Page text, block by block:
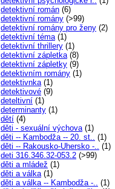
detektivní román (6)
detektivní romány (>99)
detektivní romány pro ženy (2)
detektivní téma(1)
detektivní thrillery (1)
detektivní zápletka(8)
detektivní zápletky (9)
detektivním romány (1)
detektivnka(1)
detektivové (9)
deteltivní (1)
determinanty (1)
dětí (4)
děti - sexuální výchova(1)
děti -- Kambodža -- 20. st.. (1)
děti -- Rakousko-Uhersko -.. (1)
deti 316.346.32-053.2 (>99)
děti a mládež (1)
děti a válka(1)
děti a válka -- Kambodža -.. (1)